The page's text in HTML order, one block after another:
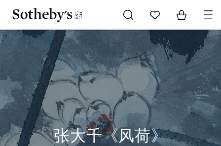
Go to My Favorites
Items in
张大千《风荷》